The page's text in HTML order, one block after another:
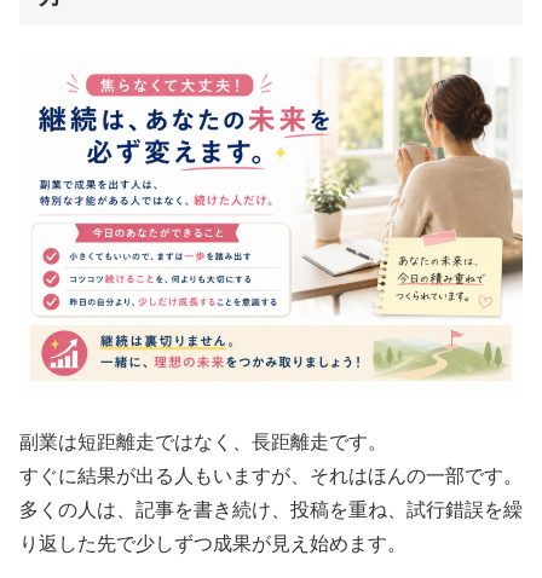
副業は短距離走ではなく、長距離走です。
すぐに結果が出る人もいますが、それはほんの一部です。
多くの人は、記事を書き続け、投稿を重ね、試行錯誤を繰
り返した先で少しずつ成果が見え始めます。